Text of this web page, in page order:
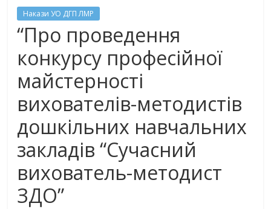
Накази УО ДГП ЛМР
“Про проведення
конкурсу професійної
майстерності
вихователів-методистів
дошкільних навчальних
закладів “Сучасний
вихователь-методист
ЗДО”